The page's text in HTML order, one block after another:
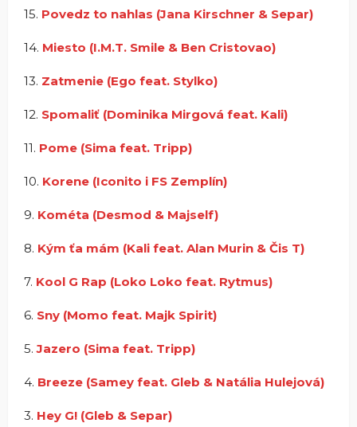
15. Povedz to nahlas (Jana Kirschner & Separ)
14. Miesto (I.M.T. Smile & Ben Cristovao)
13. Zatmenie (Ego feat. Stylko)
12. Spomaliť (Dominika Mirgová feat. Kali)
11. Pome (Sima feat. Tripp)
10. Korene (Iconito i FS Zemplín)
9. Kométa (Desmod & Majself)
8. Kým ťa mám (Kali feat. Alan Murin & Čis T)
7. Kool G Rap (Loko Loko feat. Rytmus)
6. Sny (Momo feat. Majk Spirit)
5.Jazero (Sima feat. Tripp)
4. Breeze (Samey feat. Gleb & Natália Hulejová)
3. Hey G! (Gleb & Separ)